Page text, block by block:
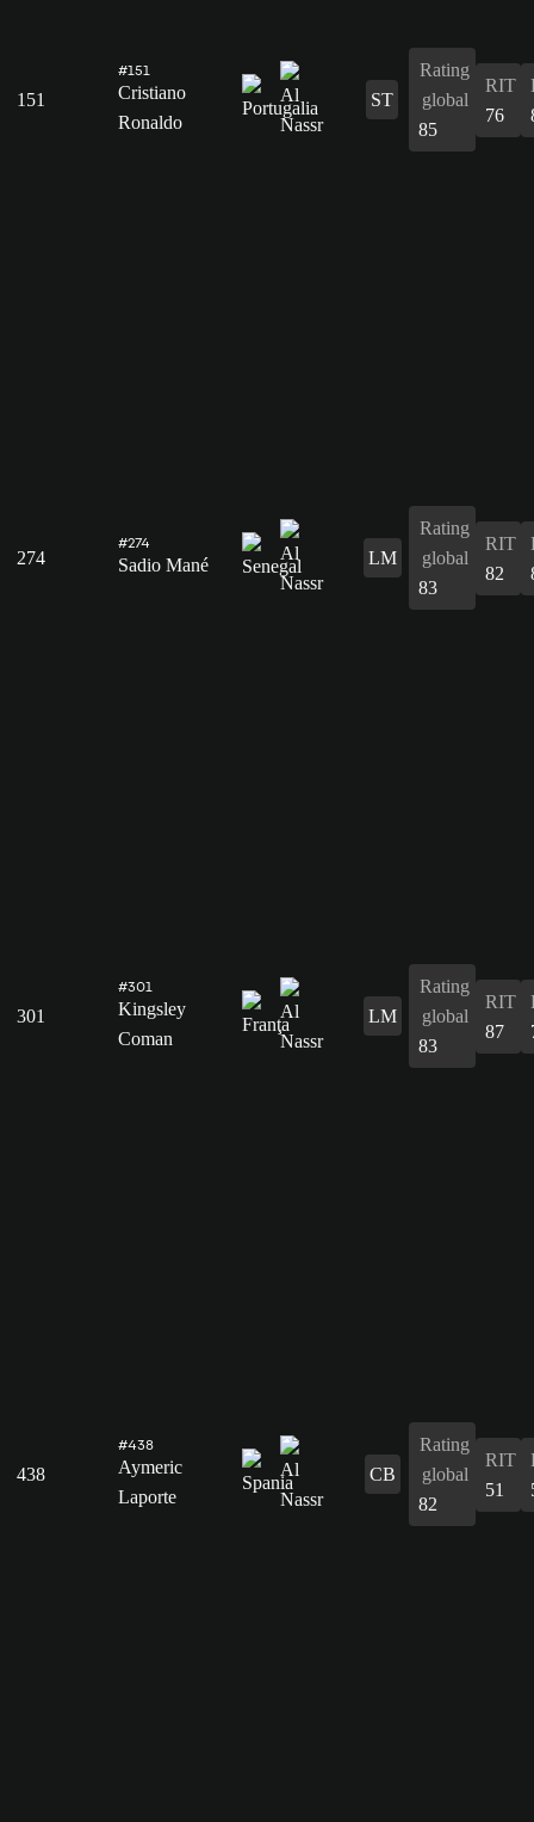
151
#151
Cristiano
Ronaldo
ST
Rating
global
85
RIT
76
274
#274
Sadio Mané LM
Rating
global
83
RIT
82
301
#301
Kingsley
Coman
LM
Rating
global
83
RIT
87
438
#438
Aymeric
Laporte
CB
Rating
global
82
RIT
51